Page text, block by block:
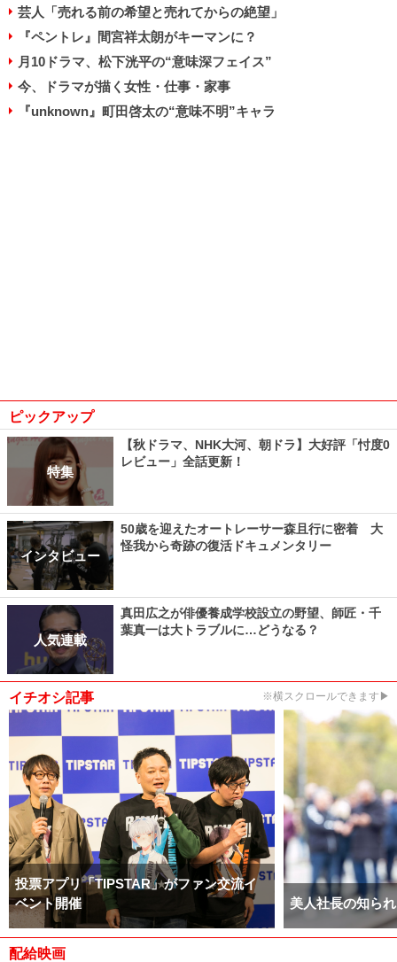
芸人「売れる前の希望と売れてからの絶望」
『ペントレ』間宮祥太朗がキーマンに？
月10ドラマ、松下洸平の“意味深フェイス”
今、ドラマが描く女性・仕事・家事
『unknown』町田啓太の“意味不明”キャラ
ピックアップ
特集
【秋ドラマ、NHK大河、朝ドラ】大好評「忖度0
レビュー」全話更新！
インタビュー
50歳を迎えたオートレーサー森且行に密着 大
怪我から奇跡の復活ドキュメンタリー
人気連載
真田広之が俳優養成学校設立の野望、師匠・千
葉真一は大トラブルに…どうなる？
イチオシ記事 ※横スクロールできます▶
投票アプリ「TIPSTAR」がファン交流イ
ベント開催
美人社長の知ら
配給映画